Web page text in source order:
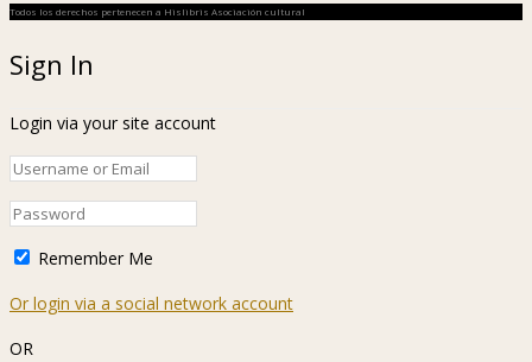
Todos los derechos pertenecen a Hislibris Asociación cultural
Sign In
Login via your site account
Remember Me
Or login via a social network account
OR